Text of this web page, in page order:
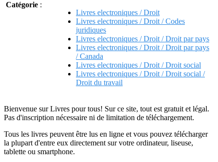
Catégorie :
Livres electroniques / Droit
Livres electroniques / Droit / Codes
juridiques
Livres electroniques / Droit / Droit par pays
Livres electroniques / Droit / Droit par pays
/ Canada
Livres electroniques / Droit / Droit social
Livres electroniques / Droit / Droit social /
Droit du travail
Bienvenue sur Livres pour tous! Sur ce site, tout est gratuit et légal.
Pas d'inscription nécessaire ni de limitation de téléchargement.
Tous les livres peuvent être lus en ligne et vous pouvez télécharger
la plupart d'entre eux directement sur votre ordinateur, liseuse,
tablette ou smartphone.